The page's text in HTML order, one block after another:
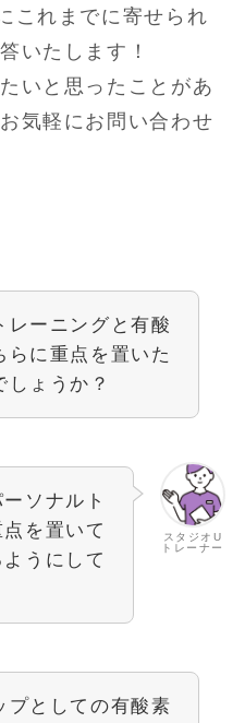
これまでに寄せられ
いたします！
いと思ったことがあ
気軽にお問い合わせ
レーニングと有酸
らに重点を置いた
しょうか？
スタジオU
トレーナー
ソナルト
を置いて
うにして
プとしての有酸素